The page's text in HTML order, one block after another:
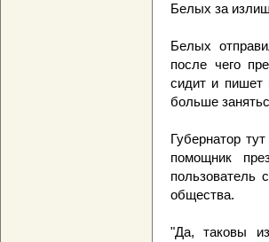
Белых за
Белых
после чего
сидит и пишет
больше
Губернатор
помощник
пользователь
общества.
"Да, таковы